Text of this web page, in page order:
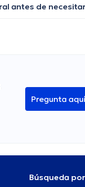
Pregunta aquí
Búsqueda por